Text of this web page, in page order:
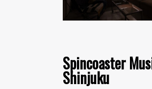
Spincoaster
Shinjuku